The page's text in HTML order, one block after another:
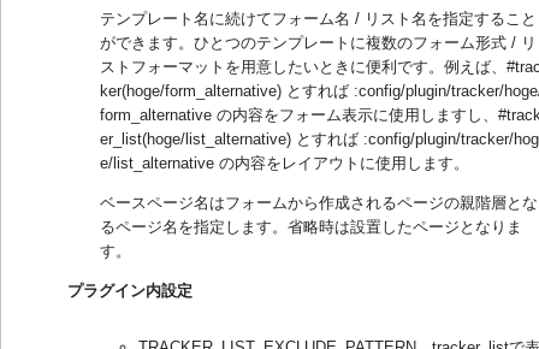
テンプレート名に続けてフォーム名 / リスト名を指定すること
ができます。ひとつのテンプレートに複数のフォーム形式 / リ
ストフォーマットを用意したいときに便利です。例えば、
ker(hoge/form_alternative) とすれば :config/plugin/tracker/
form_alternative の内容をフォーム表示に使用しますし、
er_list(hoge/list_alternative) とすれば :config/plugin/tracker/hog
e/list_alternative の内容をレイアウトに使用します。
ベースページ名はフォームから作成されるページの親階層とな
るページ名を指定します。省略時は設置したページとなりま
す。
プラグイン内設定